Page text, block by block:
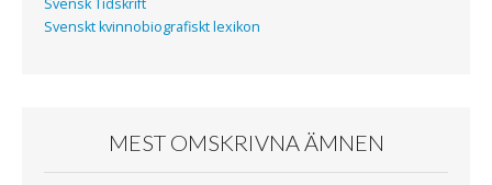
Svensk Tidskrift
Svenskt kvinnobiografiskt lexikon
MEST OMSKRIVNA ÄMNEN